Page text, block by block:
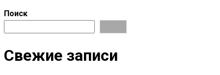
Поиск
Свежие записи